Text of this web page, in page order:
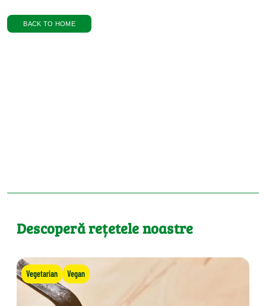
BACK TO HOME
Descoperă rețetele noastre
Vegetarian Vegan